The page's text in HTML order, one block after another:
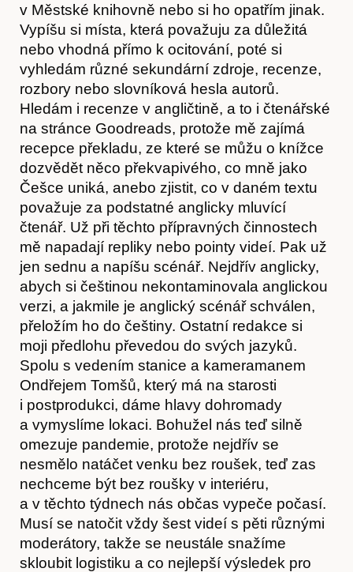
Hostcast
Akce
v Městské knihovně nebo si ho opatřím jinak.
Vypíšu si místa, která považuju za důležitá
nebo vhodná přímo k ocitování, poté si
vyhledám různé sekundární zdroje, recenze,
rozbory nebo slovníková hesla autorů.
Hledám i recenze v angličtině, a to i čtenářské
na stránce Goodreads, protože mě zajímá
recepce překladu, ze které se můžu o knížce
dozvědět něco překvapivého, co mně jako
Češce uniká, anebo zjistit, co v daném textu
považuje za podstatné anglicky mluvící
čtenář. Už při těchto přípravných činnostech
mě napadají repliky nebo pointy videí. Pak už
jen sednu a napíšu scénář. Nejdřív anglicky,
abych si češtinou nekontaminovala anglickou
verzi, a jakmile je anglický scénář schválen,
přeložím ho do češtiny. Ostatní redakce si
moji předlohu převedou do svých jazyků.
Spolu s vedením stanice a kameramanem
Ondřejem Tomšů, který má na starosti
i postprodukci, dáme hlavy dohromady
a vymyslíme lokaci. Bohužel nás teď silně
omezuje pandemie, protože nejdřív se
nesmělo natáčet venku bez roušek, teď zas
nechceme být bez roušky v interiéru,
a v těchto týdnech nás občas vypeče počasí.
Musí se natočit vždy šest videí s pěti různými
moderátory, takže se neustále snažíme
skloubit logistiku a co nejlepší výsledek pro